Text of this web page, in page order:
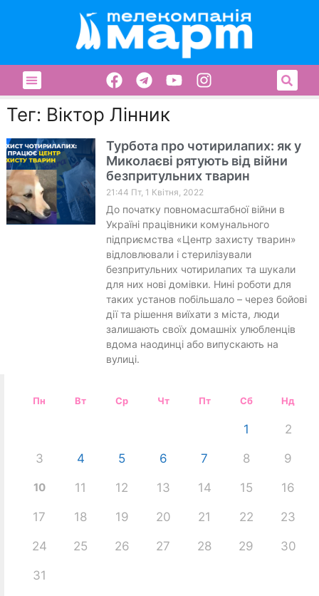
Тег: Віктор Лінник
Турбота про чотирилапих: як у
Миколаєві рятують від війни
безпритульних тварин
21:44 Пт, 1 Квітня, 2022
До початку повномасштабної війни в
Україні працівники комунального
підприємства «Центр захисту тварин»
відловлювали і стерилізували
безпритульних чотирилапих та шукали
для них нові домівки. Нині роботи для
таких установ побільшало – через бойові
дії та рішення виїхати з міста, люди
залишають своїх домашніх улюбленців
вдома наодинці або випускають на
вулиці.
Пн Вт Ср Чт Пт Сб Нд
1 2
3 4 5 6 7 8 9
10 11 12 13 14 15 16
17 18 19 20 21 22 23
24 25 26 27 28 29 30
31